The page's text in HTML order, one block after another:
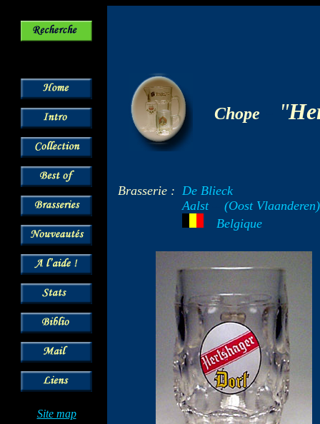
Site map
Chope "
Brasserie : De Blieck
Aalst
(Oost Vlaanderen)
Belgique